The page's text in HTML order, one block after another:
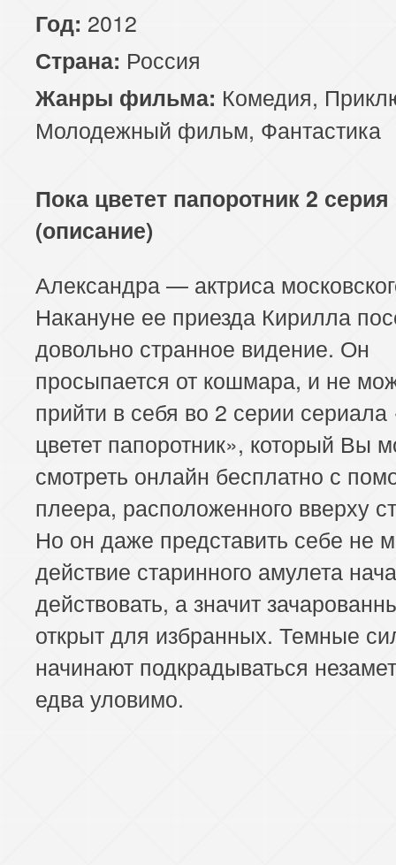
Год: 2012
Страна: Россия
Жанры фильма: Комедия,
Молодежный фильм, Фантастика
Пока цветет папоротник 2 серия
(описание)
Александра — актриса
Накануне ее приезда Кирилла
довольно странное видение. Он
просыпается от кошмара, и не
прийти в себя во 2 серии
цветет папоротник», который Вы
смотреть онлайн бесплатно с
плеера, расположенного вверху
Но он даже представить себе не
действие старинного амулета
действовать, а значит
открыт для избранных. Темные
начинают подкрадываться
едва уловимо.